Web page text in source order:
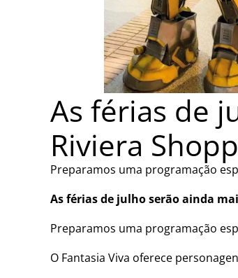
As férias de
Riviera
Preparamos uma programação
As férias de julho serão ainda
Preparamos uma programação
O Fantasia Viva oferece